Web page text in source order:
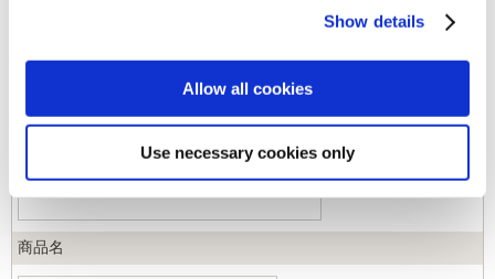
Show details
Allow all cookies
Use necessary cookies only
商品名